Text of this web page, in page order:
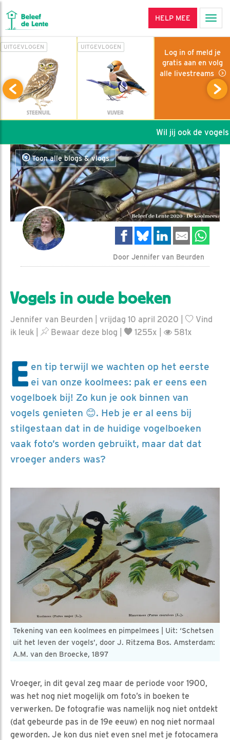
HELP MEE
UITGEVLOGEN
STEENUIL
UITGEVLOGEN
VIJVER
Log in of meld je
gratis aan en volg
alle livestreams
Wil jij ook de vogels
Toon alle blogs & vlogs
Door Jennifer van Beurden
Vogels in oude boeken
Jennifer van Beurden | vrijdag 10 april 2020 |
Vind
ik leuk
Bewaar deze blog 1255x | 581x
E en tip terwijl we wachten op het eerste
ei van onze koolmees: pak er eens een
vogelboek bij! Zo kun je ook binnen van
vogels genieten 😊. Heb je er al eens bij
stilgestaan dat in de huidige vogelboeken
vaak foto’s worden gebruikt, maar dat dat
vroeger anders was?
Tekening van een koolmees en pimpelmees | Uit: ‘Schetsen
uit het leven der vogels’, door J. Ritzema Bos. Amsterdam:
A.M. van den Broecke, 1897
Vroeger, in dit geval zeg maar de periode voor 1900,
was het nog niet mogelijk om foto’s in boeken te
verwerken. De fotografie was namelijk nog niet ontdekt
(dat gebeurde pas in de 19e eeuw) en nog niet normaal
geworden. Je kon dus niet even snel met je fotocamera